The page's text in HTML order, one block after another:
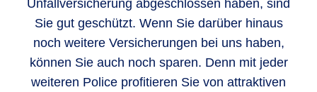
Unfallversicherung abgeschlossen haben, sind
Sie gut geschützt. Wenn Sie darüber hinaus
noch weitere Versicherungen bei uns haben,
können Sie auch noch sparen. Denn mit jeder
weiteren Police profitieren Sie von attraktiven